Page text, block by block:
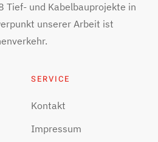
Tief- und Kabelbauprojekte in
unserer Arbeit ist
SERVICE
Kontakt
Impressum